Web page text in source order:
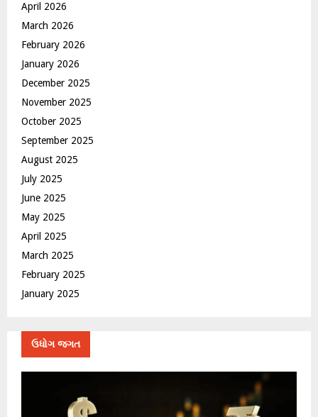
April 2026
March 2026
February 2026
January 2026
December 2025
November 2025
October 2025
September 2025
August 2025
July 2025
June 2025
May 2025
April 2025
March 2025
February 2025
January 2025
ઉધોગ જગત